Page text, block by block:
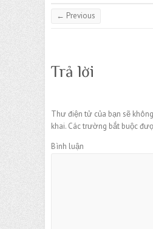
← Previous
Trả lời
Thư điện tử của bạn sẽ
khai. Các trường bắt buộc
Bình luận